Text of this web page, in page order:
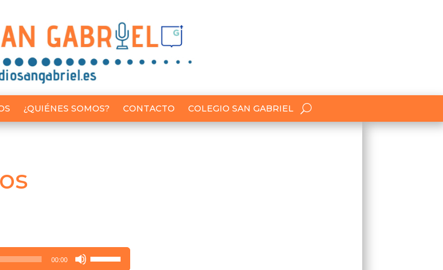
¿QUIÉNES SOMOS? CONTACTO COLEGIO SAN GABRIEL
00:00